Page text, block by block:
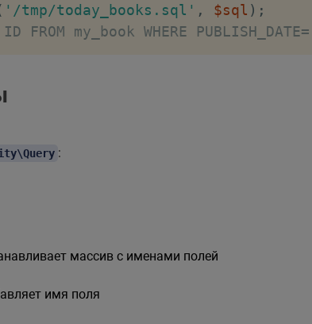
'/tmp/today_books.sql' , $sql ) ;
FROM my_book WHERE
:
массив с именами полей
имя поля